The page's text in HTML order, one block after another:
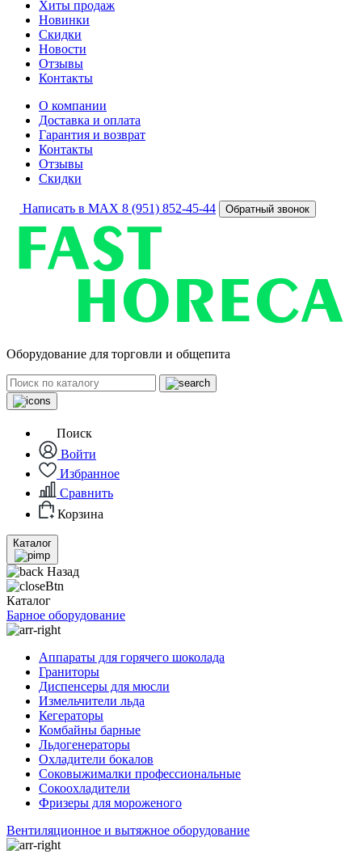
Хиты продаж
Новинки
Скидки
Новости
Отзывы
Контакты
О компании
Доставка и оплата
Гарантия и возврат
Контакты
Отзывы
Скидки
Написать в MAX 8 (951) 852-45-44 Обратный звонок
Оборудование для торговли и общепита
Поиск
Войти
Избранное
Сравнить
Корзина
Каталог
Назад
Каталог
Барное оборудование
Аппараты для горячего шоколада
Граниторы
Диспенсеры для мюсли
Измельчители льда
Кегераторы
Комбайны барные
Льдогенераторы
Охладители бокалов
Соковыжималки профессиональные
Сокоохладители
Фризеры для мороженого
Вентиляционное и вытяжное оборудование